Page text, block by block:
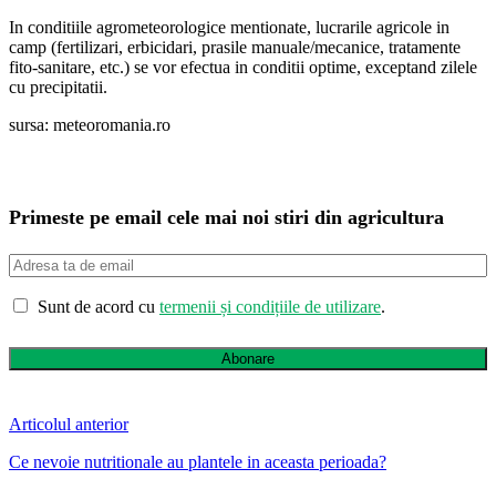
In conditiile agrometeorologice mentionate, lucrarile agricole in
camp (fertilizari, erbicidari, prasile manuale/mecanice, tratamente
fito-sanitare, etc.) se vor efectua in conditii optime, exceptand zilele
cu precipitatii.
sursa: meteoromania.ro
Primeste pe email cele mai noi stiri din agricultura
Sunt de acord cu termenii și condițiile de utilizare.
Abonare
Articolul anterior
Ce nevoie nutritionale au plantele in aceasta perioada?